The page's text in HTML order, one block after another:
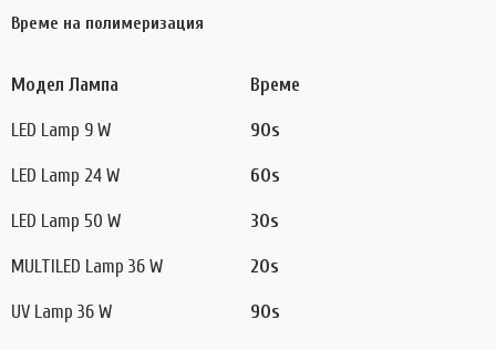
Време на полимеризация
Модел Лампа Време
LED Lamp 9 W 90s
LED Lamp 24 W 60s
LED Lamp 50 W 30s
MULTILED Lamp 36 W 20s
UV Lamp 36 W 90s